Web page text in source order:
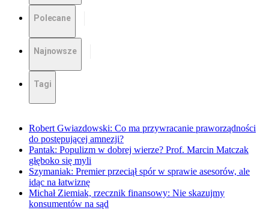
Polecane
Najnowsze
Tagi
Robert Gwiazdowski: Co ma przywracanie praworządności
do postępującej amnezji?
Pantak: Populizm w dobrej wierze? Prof. Marcin Matczak
głęboko się myli
Szymaniak: Premier przeciął spór w sprawie asesorów, ale
idąc na łatwiznę
Michał Ziemiak, rzecznik finansowy: Nie skazujmy
konsumentów na sąd